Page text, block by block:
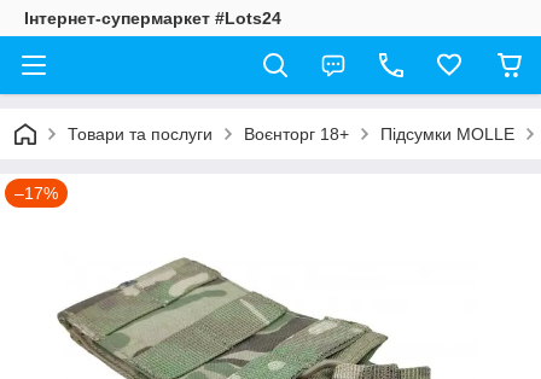
Інтернет-супермаркет #Lots24
Товари та послуги Воєнторг 18+ Підсумки MOLLE
–17%